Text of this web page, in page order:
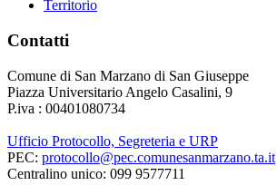
Territorio
Contatti
Comune di San Marzano di San Giuseppe
Piazza Universitario Angelo Casalini, 9
P.iva : 00401080734
Ufficio Protocollo, Segreteria e URP
PEC: protocollo@pec.comunesanmarzano.ta.it
Centralino unico: 099 9577711